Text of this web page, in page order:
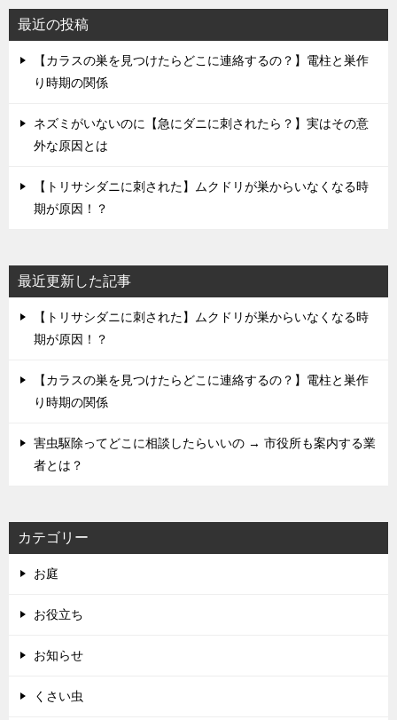
ビ
ゲ
ー
ン
最近の投稿
【カラスの巣を見つけたらどこに連絡するの？】電柱と巣作
り時期の関係
ネズミがいないのに【急にダニに刺されたら？】実はその意
外な原因とは
【トリサシダニに刺された】ムクドリが巣からいなくなる時
期が原因！？
最近更新した記事
【トリサシダニに刺された】ムクドリが巣からいなくなる時
期が原因！？
【カラスの巣を見つけたらどこに連絡するの？】電柱と巣作
り時期の関係
害虫駆除ってどこに相談したらいいの → 市役所も案内する業
者とは？
カテゴリー
お庭
お役立ち
お知らせ
くさい虫